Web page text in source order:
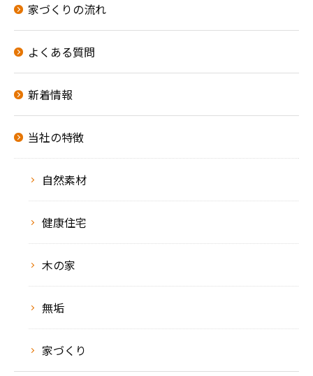
家づくりの流れ
よくある質問
新着情報
当社の特徴
自然素材
健康住宅
木の家
無垢
家づくり